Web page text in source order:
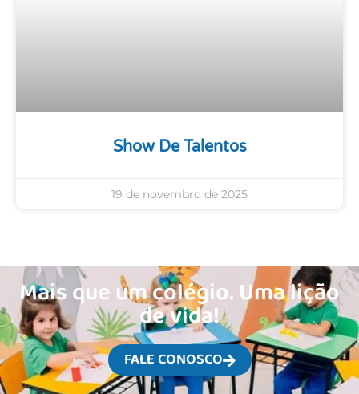
Show De Talentos
19 de novembro de 2025
Mais que um colégio. Uma lição
de vida!
FALE CONOSCO